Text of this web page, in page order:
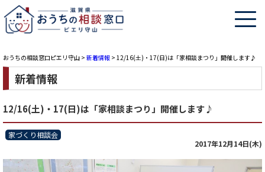
おうちの相談窓口ピエリ守山 > 新着情報 > 12/16(土)・17(日)は「家相談まつり」開催します♪
新着情報
12/16(土)・17(日)は「家相談まつり」開催します♪
家づくり相談会
2017年12月14日(木)